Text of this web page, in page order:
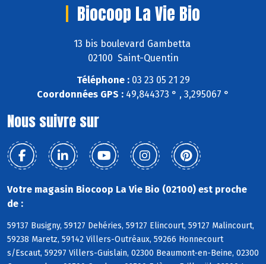
Biocoop La Vie Bio
13 bis boulevard Gambetta
02100 Saint-Quentin
Téléphone :03 23 05 21 29
Coordonnées GPS : 49,844373 ° , 3,295067 °
Nous suivre sur
Votre magasin Biocoop La Vie Bio (02100) est proche
de :
59137 Busigny, 59127 Dehéries, 59127 Elincourt, 59127 Malincourt,
59238 Maretz, 59142 Villers-Outréaux, 59266 Honnecourt
s/Escaut, 59297 Villers-Guislain, 02300 Beaumont-en-Beine, 02300